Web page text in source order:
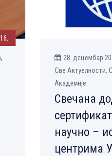
28. децембар
Све Aктуелности,
Академије
Свечана
научно –
центрима